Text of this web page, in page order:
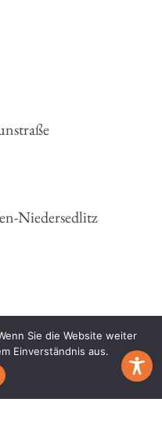
Niedersedlitz
Sie die Website weiter
Einverständnis aus.